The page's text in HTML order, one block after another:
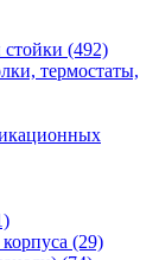
(492)
термостаты,
(29)